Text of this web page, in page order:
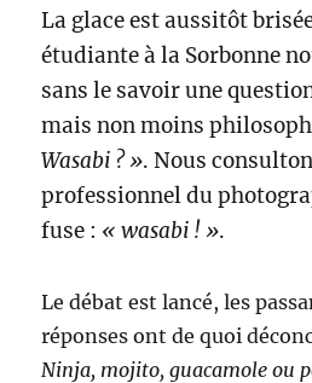
La glace est aussitôt
étudiante à la Sorbonne
sans le savoir une
mais non moins
Wasabi ? ». Nous
professionnel du
fuse : « wasabi ! ».
Le débat est lancé, les
réponses ont de quoi
Ninja, mojito, guacamole ou